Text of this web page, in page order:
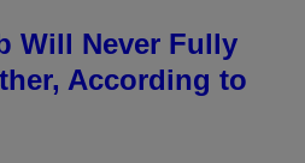
Will Never Fully
According to